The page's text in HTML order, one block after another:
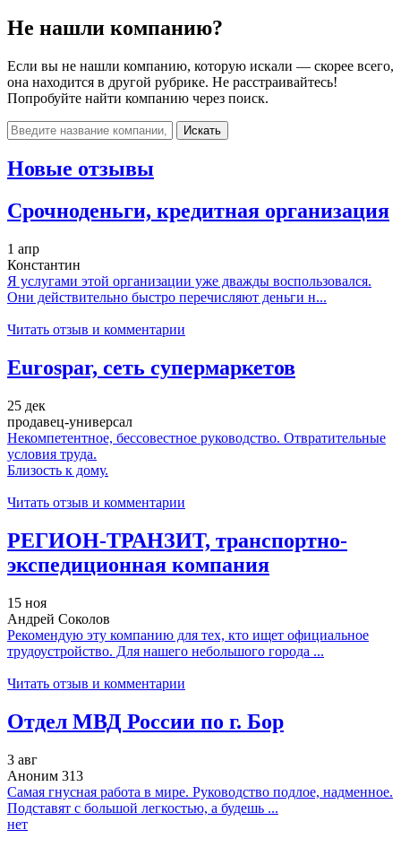
Не нашли компанию?
Если вы не нашли компанию, которую искали — скорее всего,
она находится в другой рубрике. Не расстраивайтесь!
Попробуйте найти компанию через поиск.
Искать
Новые отзывы
Срочноденьги, кредитная организация
1 апр
Константин
Я услугами этой организации уже дважды воспользовался.
Они действительно быстро перечисляют деньги н...
Читать отзыв и комментарии
Eurospar, сеть супермаркетов
25 дек
продавец-универсал
Некомпетентное, бессовестное руководство. Отвратительные
условия труда.
Близость к дому.
Читать отзыв и комментарии
РЕГИОН-ТРАНЗИТ, транспортно-
экспедиционная компания
15 ноя
Андрей Соколов
Рекомендую эту компанию для тех, кто ищет официальное
трудоустройство. Для нашего небольшого города ...
Читать отзыв и комментарии
Отдел МВД России по г. Бор
3 авг
Аноним 313
Самая гнусная работа в мире. Руководство подлое, надменное.
Подставят с большой легкостью, а будешь ...
нет